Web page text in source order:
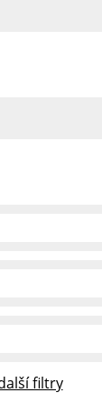
filtry